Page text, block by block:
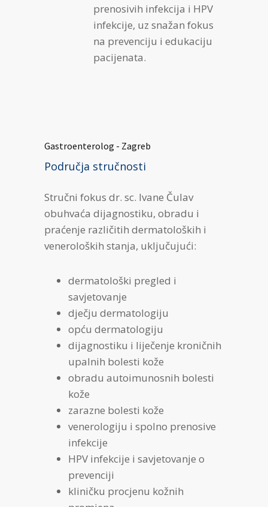
prenosivih infekcija i HPV
infekcije, uz snažan fokus
na prevenciju i edukaciju
pacijenata.
Gastroenterolog - Zagreb
Područja stručnosti
Stručni fokus dr. sc. Ivane Čulav
obuhvaća dijagnostiku, obradu i
praćenje različitih dermatoloških i
veneroloških stanja, uključujući:
dermatološki pregled i
savjetovanje
dječju dermatologiju
opću dermatologiju
dijagnostiku i liječenje kroničnih
upalnih bolesti kože
obradu autoimunosnih bolesti
kože
zarazne bolesti kože
venerologiju i spolno prenosive
infekcije
HPV infekcije i savjetovanje o
prevenciji
kliničku procjenu kožnih